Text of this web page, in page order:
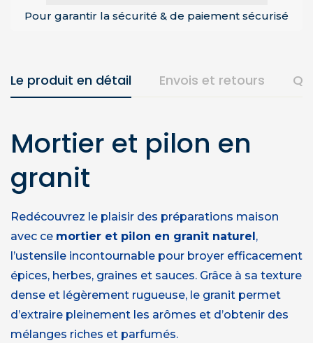
Pour garantir la sécurité & de paiement sécurisé
Le produit en détail Envois et retours
Mortier et pilon en
granit
Redécouvrez le plaisir des préparations maison
avec ce mortier et pilon en granit naturel,
l’ustensile incontournable pour broyer efficacement
épices, herbes, graines et sauces. Grâce à sa texture
dense et légèrement rugueuse, le granit permet
d’extraire pleinement les arômes et d’obtenir des
mélanges riches et parfumés.